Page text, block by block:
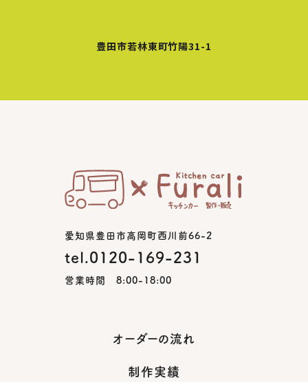
豊田市若林東町竹陽31-1
愛知県豊田市高岡町西川前66-2
tel.0120-169-231
営業時間 8:00-18:00
オーダーの流れ
制作実績